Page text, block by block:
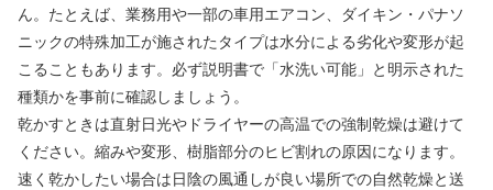
ん。たとえば、業務用や一部の車用エアコン、ダイキン・パナソ
ニックの特殊加工が施されたタイプは水分による劣化や変形が起
こることもあります。必ず説明書で「水洗い可能」と明示された
種類かを事前に確認しましょう。
乾かすときは直射日光やドライヤーの高温での強制乾燥は避けて
ください。縮みや変形、樹脂部分のヒビ割れの原因になります。
速く乾かしたい場合は日陰の風通しが良い場所での自然乾燥と送